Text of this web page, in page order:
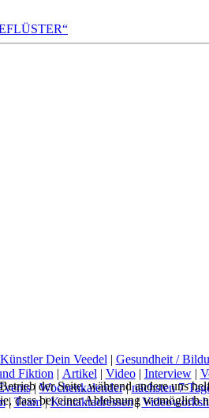
Künstler Dein Veedel | Gesundheit /
Fiktion | Artikel | Video| Interview|
|Wochenkalender|nächsten 7
| Team|Kontaktadressen|
der Seite, während andere uns
dass bei einer Ablehnung